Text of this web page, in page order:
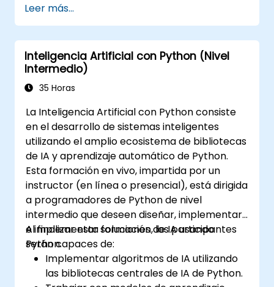
automático y desplegar aplicaciones
impulsadas por IA en entornos empresariales.
Cubre flujos de trabajo CRISP-DM, análisis
estadístico, aprendizaje supervisado y no
supervisado, aprendizaje profundo con
TensorFlow, procesamiento de lenguaje
basada en datos. Es ideal para principiantes
que buscan una certificación en ciencia de
datos con Python y formación analítica
orientada a la inserción laboral.
Leer más...
Inteligencia Artificial con Python (Nivel
Intermedio)
35 Horas
La Inteligencia Artificial con Python consiste
en el desarrollo de sistemas inteligentes
utilizando el amplio ecosistema de bibliotecas
de IA y aprendizaje automático de Python.
Esta formación en vivo, impartida por un
instructor (en línea o presencial), está dirigida
a programadores de Python de nivel
intermedio que deseen diseñar, implementar
e implementar soluciones de IA usando
Python.
Al finalizar esta formación, los participantes
serán capaces de:
Implementar algoritmos de IA utilizando
las bibliotecas centrales de IA de Python.